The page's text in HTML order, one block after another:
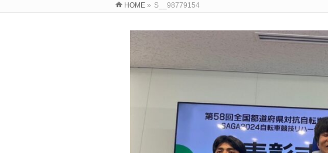
HOME » S__98779154